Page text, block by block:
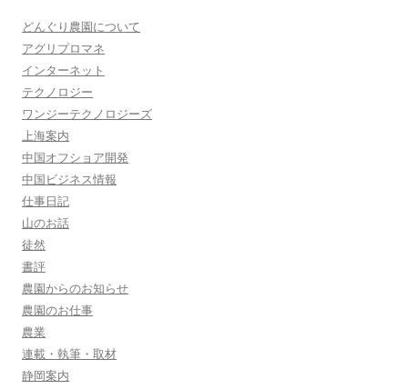
どんぐり農園について
アグリプロマネ
インターネット
テクノロジー
ワンジーテクノロジーズ
上海案内
中国オフショア開発
中国ビジネス情報
仕事日記
山のお話
徒然
書評
農園からのお知らせ
農園のお仕事
農業
連載・執筆・取材
静岡案内